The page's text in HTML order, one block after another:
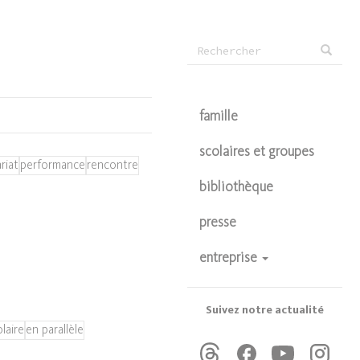
Formulaire
recherche
famille
scolaires et groupes
bibliothèque
presse
entreprise
Suivez notre actualité
performance rencontre
en parallèle